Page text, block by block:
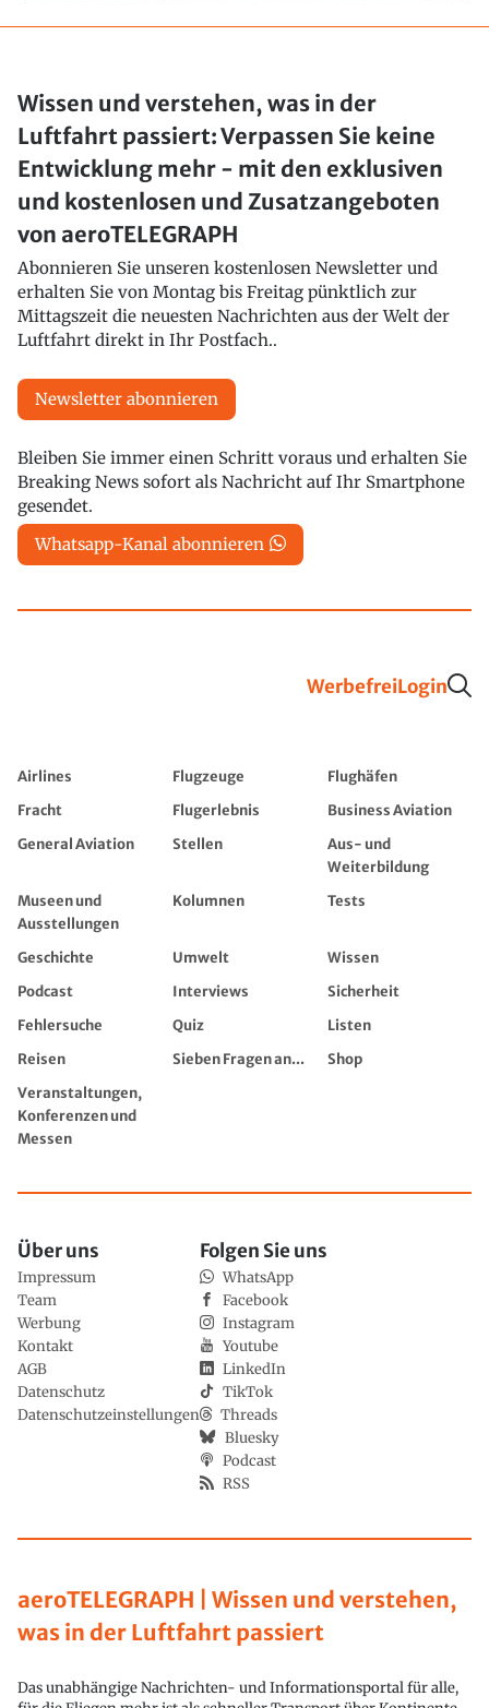
Wissen und verstehen, was in der
Luftfahrt passiert: Verpassen Sie keine
Entwicklung mehr - mit den exklusiven
und kostenlosen und Zusatzangeboten
von aeroTELEGRAPH
Abonnieren Sie unseren kostenlosen Newsletter und
erhalten Sie von Montag bis Freitag pünktlich zur
Mittagszeit die neuesten Nachrichten aus der Welt der
Luftfahrt direkt in Ihr Postfach..
Newsletter abonnieren
Bleiben Sie immer einen Schritt voraus und erhalten Sie
Breaking News sofort als Nachricht auf Ihr Smartphone
gesendet.
Whatsapp-Kanal abonnieren
WerbefreiLogin
Airlines Flugzeuge
Flughäfen
Fracht
Flugerlebnis
Business Aviation
General Aviation
Stellen
Aus- und
Weiterbildung
Museen und
Ausstellungen
Kolumnen Tests
Geschichte Umwelt
Wissen
Podcast
Interviews
Sicherheit
Fehlersuche
Quiz
Listen
Reisen
Sieben Fragen an...
Shop
Veranstaltungen,
Konferenzen und
Messen
aeroTELEGRAPH | Wissen und verstehen,
was in der Luftfahrt passiert
Das unabhängige Nachrichten- und Informationsportal für alle,
Über uns
Impressum
Team
Werbung
Kontakt
AGB
Datenschutz
Datenschutzeinstellungen
Folgen Sie uns
WhatsApp
Facebook
Instagram
Youtube
LinkedIn
TikTok
Threads
Bluesky
Podcast
RSS